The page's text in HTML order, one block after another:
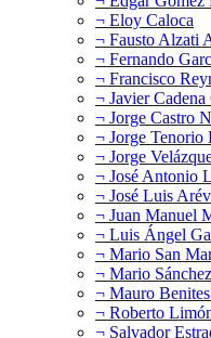
¬ Eloy Caloca
¬ Fausto Alzati
¬ Fernando
¬ Francisco
¬ Javier Cadena
¬ Jorge Castro
¬ Jorge Tenorio
¬ Jorge
¬ José Antonio
¬ José Luis
¬ Juan Manuel
¬ Luis Ángel
¬ Mario San
¬ Mario
¬ Mauro
¬ Roberto
¬ Salvador